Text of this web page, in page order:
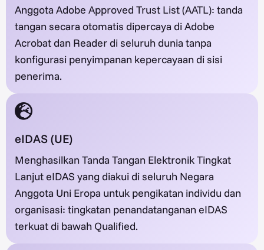
Anggota Adobe Approved Trust List (AATL): tanda
tangan secara otomatis dipercaya di Adobe
Acrobat dan Reader di seluruh dunia tanpa
konfigurasi penyimpanan kepercayaan di sisi
penerima.
eIDAS (UE)
Menghasilkan Tanda Tangan Elektronik Tingkat
Lanjut eIDAS yang diakui di seluruh Negara
Anggota Uni Eropa untuk pengikatan individu dan
organisasi: tingkatan penandatanganan eIDAS
terkuat di bawah Qualified.